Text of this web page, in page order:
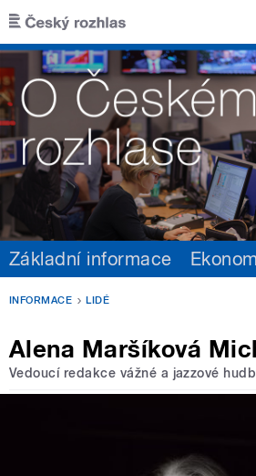
Přejít k hlavnímu obsahu
Základní informace
INFORMACE LIDÉ
Alena Maršíková
Vedoucí redakce vážné a jazzové